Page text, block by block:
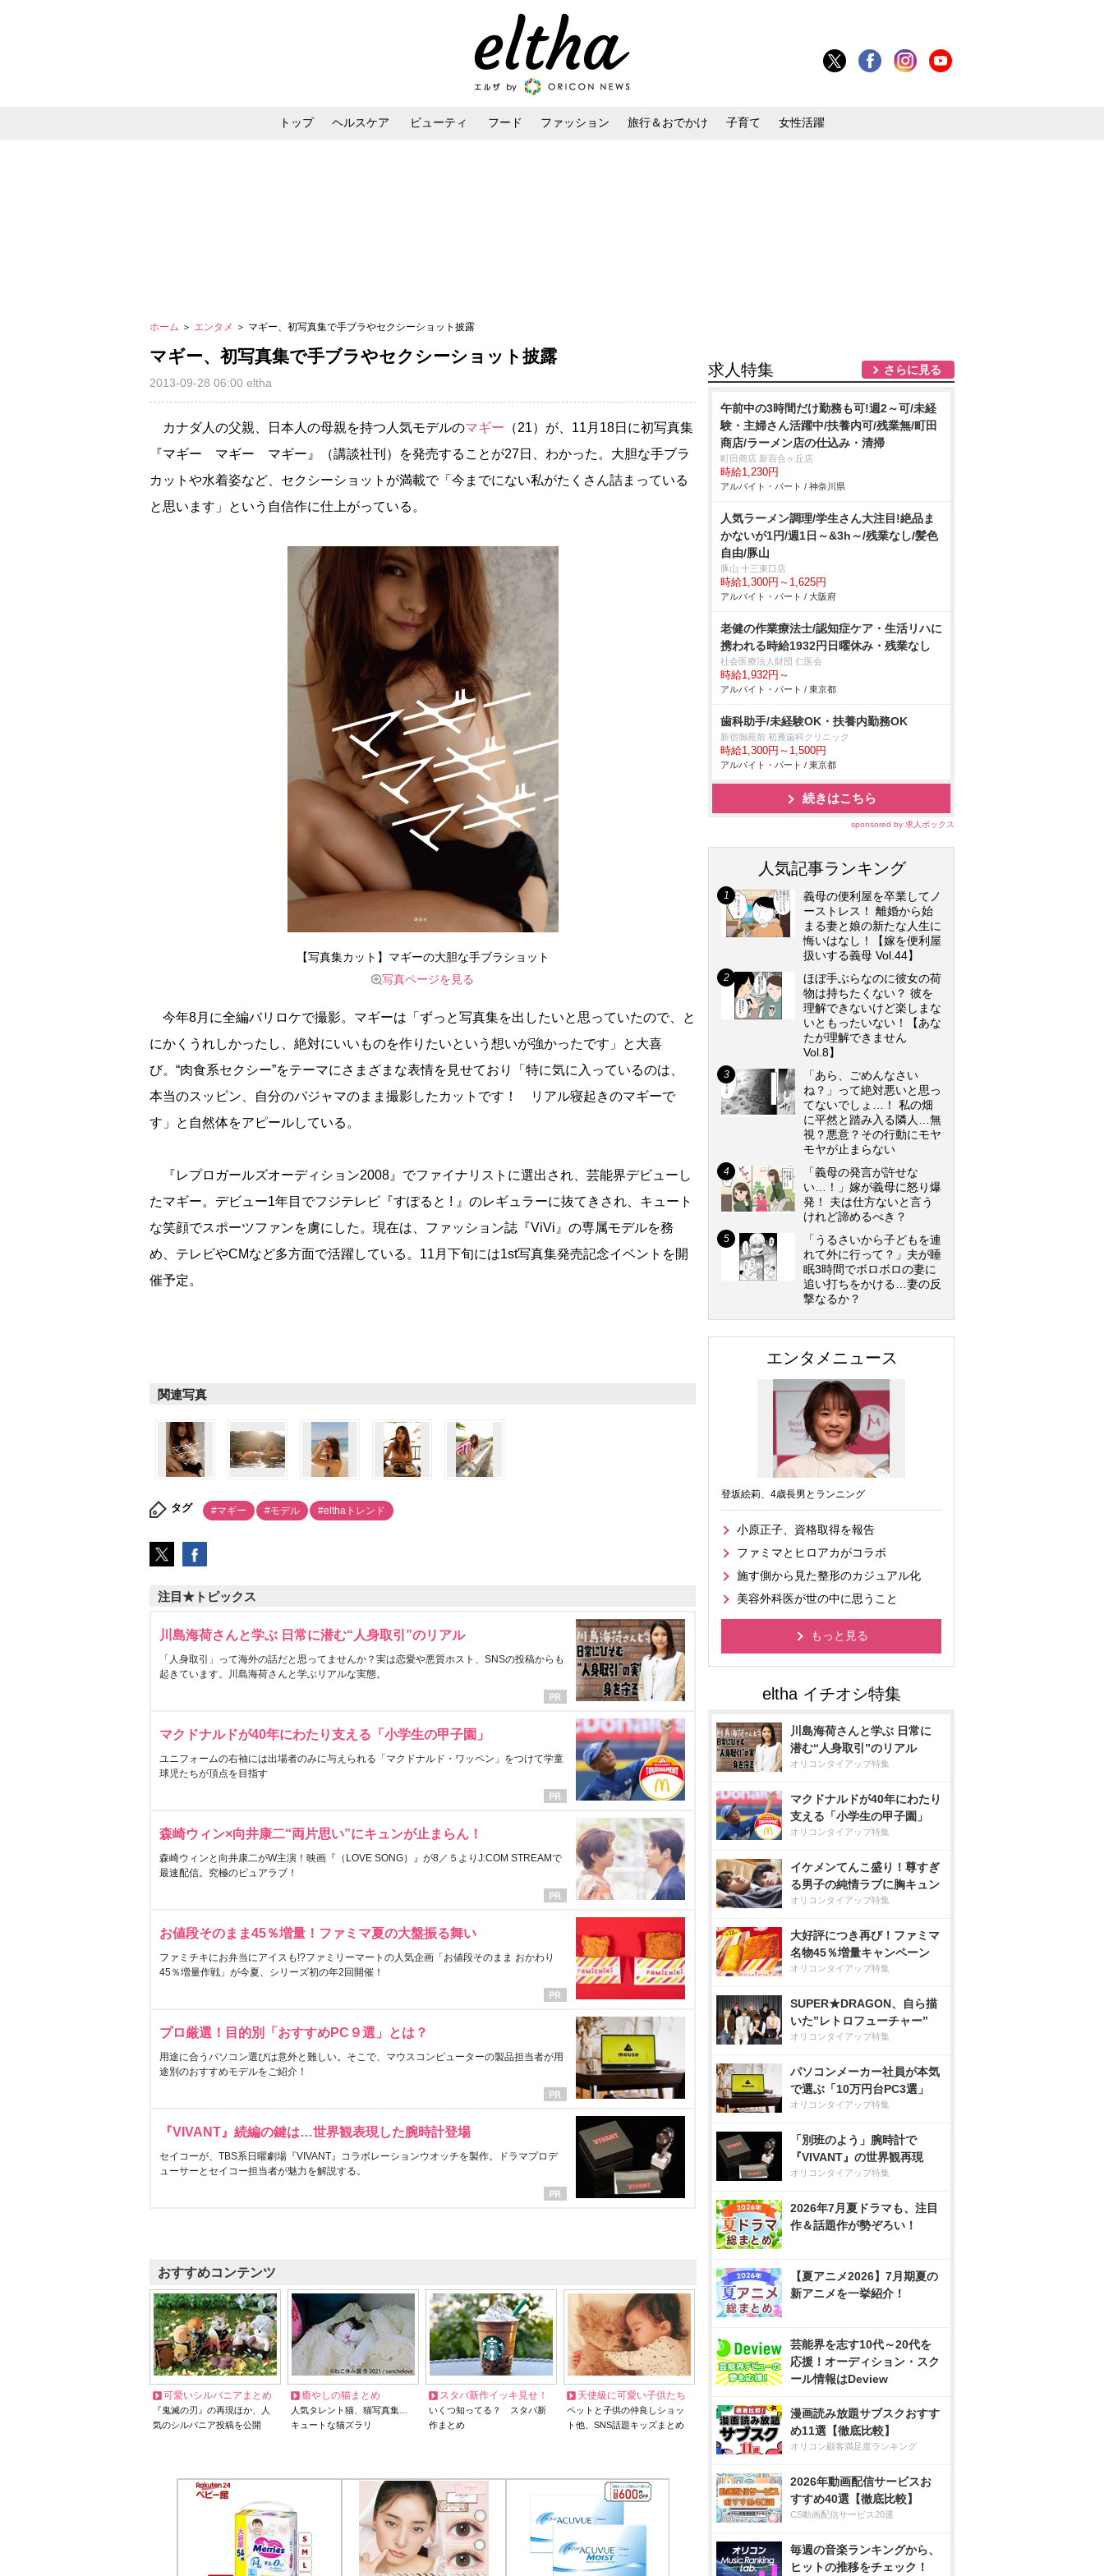
トップ ヘルスケア ビューティ フード ファッション 旅行＆おでかけ 子育て 女性活躍
ホーム ＞ エンタメ ＞ マギー、初写真集で手ブラやセクシーショット披露
マギー、初写真集で手ブラやセクシーショット披露
2013-09-28 06:00 eltha
カナダ人の父親、日本人の母親を持つ人気モデルのマギー （21）が、11月18日に初写真集
『マギー マギー マギー』（講談社刊）を発売することが27日、わかった。大胆な手ブラ
カットや水着姿など、セクシーショットが満載で「今までにない私がたくさん詰まっている
と思います」という自信作に仕上がっている。
【写真集カット】マギーの大胆な手ブラショット
写真ページを見る
今年8月に全編バリロケで撮影。マギーは「ずっと写真集を出したいと思っていたので、と
にかくうれしかったし、絶対にいいものを作りたいという想いが強かったです」と大喜
び。“肉食系セクシー”をテーマにさまざまな表情を見せており「特に気に入っているのは、
本当のスッピン、自分のパジャマのまま撮影したカットです！ リアル寝起きのマギーで
す」と自然体をアピールしている。
『レプロガールズオーディション2008』でファイナリストに選出され、芸能界デビューし
たマギー。デビュー1年目でフジテレビ『すぽると ! 』のレギュラーに抜てきされ、キュート
な笑顔でスポーツファンを虜にした。現在は、ファッション誌『ViVi』の専属モデルを務
め、テレビやCMなど多方面で活躍している。11月下旬には1st写真集発売記念イベントを開
催予定。
関連写真
タグ #マギー #モデル #elthaトレンド
注目★トピックス
川島海荷さんと学ぶ 日常に潜む“人身取引”のリアル
「人身取引」って海外の話だと思ってませんか？実は恋愛や悪質ホスト、SNSの投稿からも
起きています。川島海荷さんと学ぶリアルな実態。
マクドナルドが40年にわたり支える「小学生の甲子園」
ユニフォームの右袖には出場者のみに与えられる「マクドナルド・ワッペン」をつけて学童
球児たちが頂点を目指す
森崎ウィン×向井康二“両片思い”にキュンが止まらん！
森崎ウィンと向井康二がW主演！映画『（LOVE SONG）』が8／５よりJ:COM STREAMで
最速配信。究極のピュアラブ！
お値段そのまま45％増量！ファミマ夏の大盤振る舞い
ファミチキにお弁当にアイスも!?ファミリーマートの人気企画「お値段そのまま おかわり
45％増量作戦」が今夏、シリーズ初の年2回開催！
プロ厳選！目的別「おすすめPC９選」とは？
用途に合うパソコン選びは意外と難しい。そこで、マウスコンピューターの製品担当者が用
途別のおすすめモデルをご紹介！
『VIVANT』続編の鍵は…世界観表現した腕時計登場
セイコーが、TBS系日曜劇場『VIVANT』コラボレーションウオッチを製作。ドラマプロデ
ューサーとセイコー担当者が魅力を解説する。
おすすめコンテンツ
可愛いシルバニアまとめ
『鬼滅の刃』の再現ほか、人
気のシルバニア投稿を公開
癒やしの猫まとめ
人気タレント猫、猫写真集…
キュートな猫ズラリ
スタバ新作イッキ見せ！
いくつ知ってる？ スタバ新
作まとめ
天使級に可愛い子供たち
ペットと子供の仲良しショッ
ト他、SNS話題キッズまとめ
求人特集 さらに見る
午前中の3時間だけ勤務も可!週2～可/未経
験・主婦さん活躍中/扶養内可/残業無/町田
商店/ラーメン店の仕込み・清掃
町田商店 新百合ヶ丘店
時給1,230円
アルバイト・パート / 神奈川県
人気ラーメン調理/学生さん大注目!絶品ま
かないが1円/週1日～&3h～/残業なし/髪色
自由/豚山
豚山 十三東口店
時給1,300円～1,625円
アルバイト・パート / 大阪府
老健の作業療法士/認知症ケア・生活リハに
携われる時給1932円日曜休み・残業なし
社会医療法人財団 仁医会
時給1,932円～
アルバイト・パート / 東京都
歯科助手/未経験OK・扶養内勤務OK
新宿御苑前 初雁歯科クリニック
時給1,300円～1,500円
アルバイト・パート / 東京都
続きはこちら
sponsored by 求人ボックス
人気記事ランキング
義母の便利屋を卒業してノ
ーストレス！ 離婚から始
まる妻と娘の新たな人生に
悔いはなし！【嫁を便利屋
扱いする義母 Vol.44】
ほぼ手ぶらなのに彼女の荷
物は持ちたくない？ 彼を
理解できないけど楽しまな
いともったいない！【あな
たが理解できません
Vol.8】
「あら、ごめんなさい
ね？」って絶対悪いと思っ
てないでしょ…！ 私の畑
に平然と踏み入る隣人…無
視？悪意？その行動にモヤ
モヤが止まらない
「義母の発言が許せな
い…！」嫁が義母に怒り爆
発！ 夫は仕方ないと言う
けれど諦めるべき？
「うるさいから子どもを連
れて外に行って？」夫が睡
眠3時間でボロボロの妻に
追い打ちをかける…妻の反
撃なるか？
エンタメニュース
登坂絵莉、4歳長男とランニング
小原正子、資格取得を報告
ファミマとヒロアカがコラボ
施す側から見た整形のカジュアル化
美容外科医が世の中に思うこと
もっと見る
川島海荷さんと学ぶ 日常に
潜む“人身取引”のリアル
オリコンタイアップ特集
マクドナルドが40年にわたり
支える「小学生の甲子園」
オリコンタイアップ特集
イケメンてんこ盛り！尊すぎ
る男子の純情ラブに胸キュン
オリコンタイアップ特集
大好評につき再び！ファミマ
名物45％増量キャンペーン
オリコンタイアップ特集
SUPER★DRAGON、自ら描
いた”レトロフューチャー”
オリコンタイアップ特集
パソコンメーカー社員が本気
で選ぶ「10万円台PC3選」
オリコンタイアップ特集
「別班のよう」腕時計で
『VIVANT』の世界観再現
オリコンタイアップ特集
2026年7月夏ドラマも、注目
作＆話題作が勢ぞろい！
【夏アニメ2026】7月期夏の
新アニメを一挙紹介！
芸能界を志す10代～20代を
応援！オーディション・スク
ール情報はDeview
漫画読み放題サブスクおすす
め11選【徹底比較】
オリコン顧客満足度ランキング
2026年動画配信サービスお
すすめ40選【徹底比較】
CS動画配信サービス20選
毎週の音楽ランキングから、
ヒットの推移をチェック！